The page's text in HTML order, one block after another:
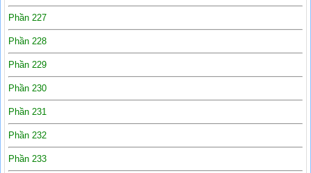
Phần 227
Phần 228
Phần 229
Phần 230
Phần 231
Phần 232
Phần 233